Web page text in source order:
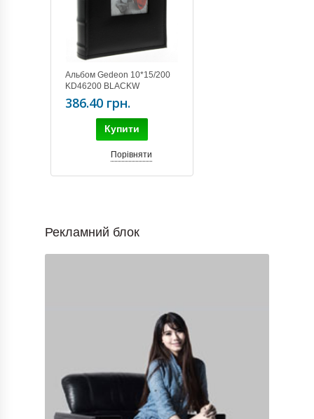
Альбом Gedeon 10*15/200
KD46200 BLACKW
386.40 грн.
Купити
Порівняти
Рекламний блок